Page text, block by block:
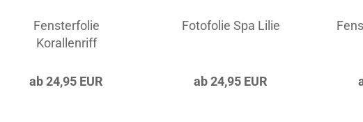
Fensterfolie
Korallenriff
ab 24,95 EUR
Fotofolie Spa Lilie
ab 24,95 EUR